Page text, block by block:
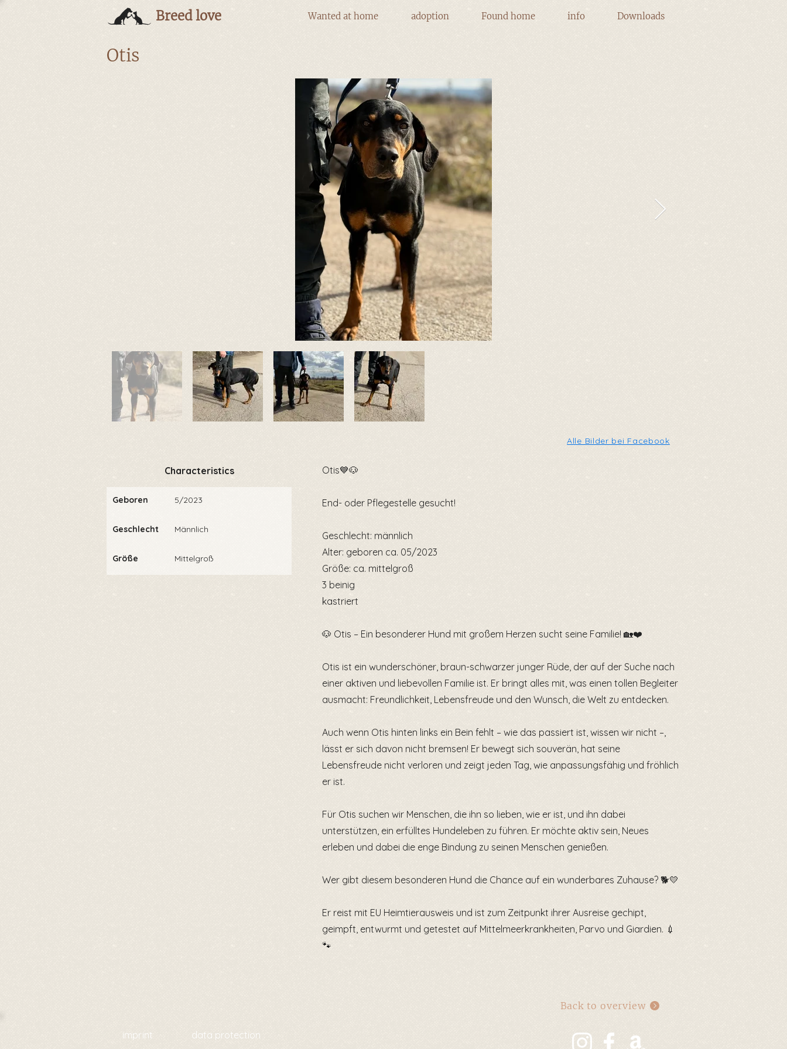
Breed love Wanted at home adoption Found home info Downloads
Otis
Alle Bilder bei Facebook
Characteristics
Geboren 5/2023
Geschlecht Männlich
Größe Mittelgroß
Otis💙🐶
End- oder Pflegestelle gesucht!
Geschlecht: männlich
Alter: geboren ca. 05/2023
Größe: ca. mittelgroß
3 beinig
kastriert
🐶 Otis – Ein besonderer Hund mit großem Herzen sucht seine Familie! 🏡❤️
Otis ist ein wunderschöner, braun-schwarzer junger Rüde, der auf der Suche nach
einer aktiven und liebevollen Familie ist. Er bringt alles mit, was einen tollen Begleiter
ausmacht: Freundlichkeit, Lebensfreude und den Wunsch, die Welt zu entdecken.
Auch wenn Otis hinten links ein Bein fehlt – wie das passiert ist, wissen wir nicht –,
lässt er sich davon nicht bremsen! Er bewegt sich souverän, hat seine
Lebensfreude nicht verloren und zeigt jeden Tag, wie anpassungsfähig und fröhlich
er ist.
Für Otis suchen wir Menschen, die ihn so lieben, wie er ist, und ihn dabei
unterstützen, ein erfülltes Hundeleben zu führen. Er möchte aktiv sein, Neues
erleben und dabei die enge Bindung zu seinen Menschen genießen.
Wer gibt diesem besonderen Hund die Chance auf ein wunderbares Zuhause? 🐕💛
Er reist mit EU Heimtierausweis und ist zum Zeitpunkt ihrer Ausreise gechipt,
geimpft, entwurmt und getestet auf Mittelmeerkrankheiten, Parvo und Giardien. 💉
🐾
Back to overview
imprint data protection